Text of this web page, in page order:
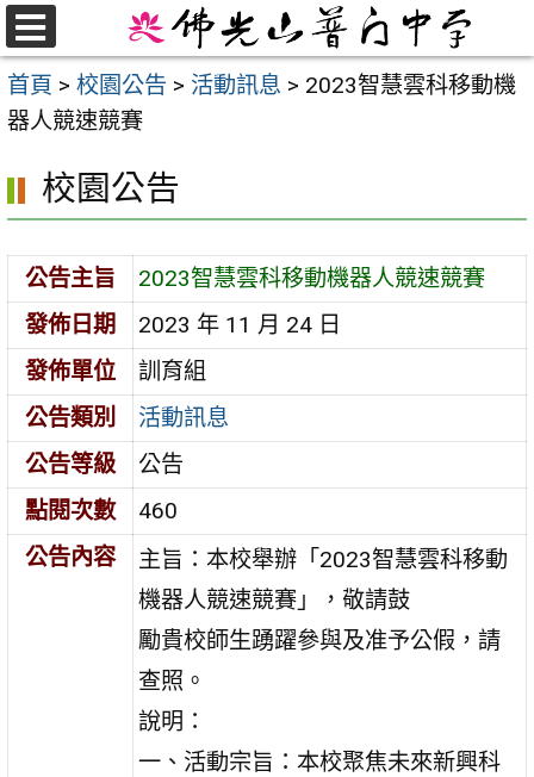
跳
至
主
要
首頁 > 校園公告 > 活動訊息 > 2023智慧雲科移動機
器人競速競賽
校園公告
公告主旨
2023智慧雲科移動機器人競速競賽
發佈日期
2023 年 11 月 24 日
發佈單位
訓育組
公告類別
活動訊息
公告等級
公告
點閱次數
460
公告內容
主旨：本校舉辦「2023智慧雲科移動
機器人競速競賽」，敬請鼓
勵貴校師生踴躍參與及准予公假，請
查照。
說明：
一、活動宗旨：本校聚焦未來新興科
選
單